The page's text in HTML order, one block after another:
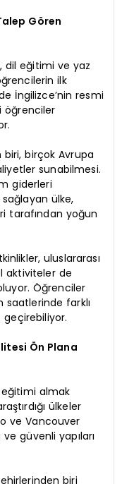
Gören
dil eğitimi ve yaz
ilk
İngilizce’nin resmi
öğrenciler
biri, birçok Avrupa
sunabilmesi.
giderleri
ülke,
tarafından yoğun
uluslararası
aktiviteler de
Öğrenciler
saatlerinde farklı
geçirebiliyor.
Ön Plana
eğitimi almak
ülkeler
ve Vancouver
güvenli yapıları
biri